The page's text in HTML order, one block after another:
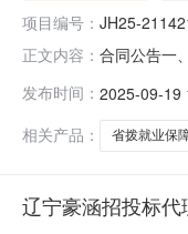
项目编号： JH25-
正文内容： 合同公告一
绥中旭生牧
发布时间： 2025-09-19
相关产品：
省拨就业保
辽宁豪涵招投标